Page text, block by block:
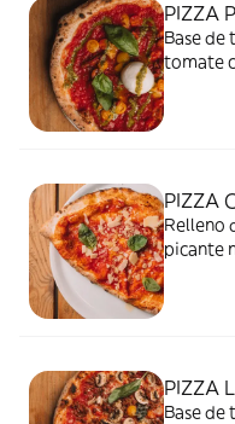
PIZZA
Base de
tomate
PIZZA
Relleno
picante
PIZZA
Base de